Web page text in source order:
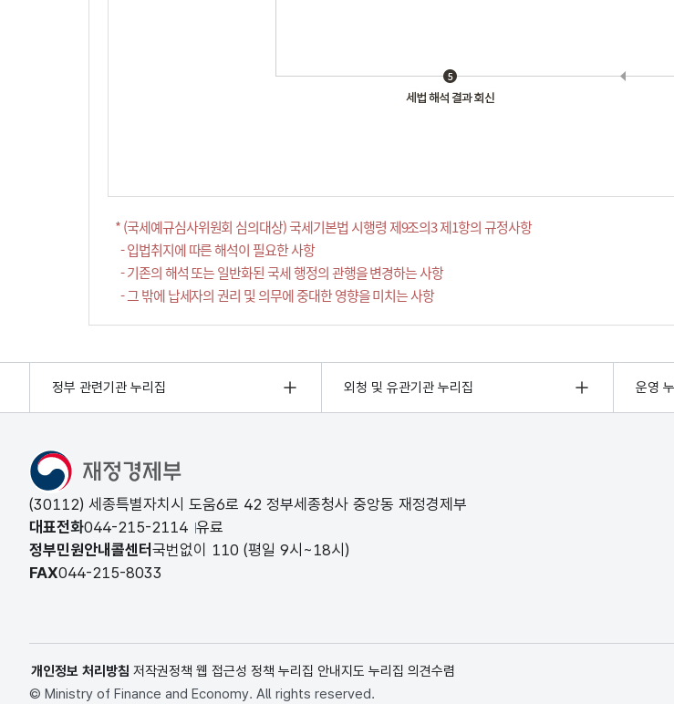
* (국세예규심사위원회 심의대상) 국세기본법 시행령 제9조의3 제1항의 규정사항
- 입법취지에 따른 해석이 필요한 사항
- 기존의 해석 또는 일반화된 국세 행정의 관행을 변경하는 사항
- 그 밖에 납세자의 권리 및 의무에 중대한 영향을 미치는 사항
정부 관련기관 누리집 외청 및 유관기관 누리집 운영
(30112) 세종특별자치시 도움6로 42 정부세종청사 중앙동 재정경제부
대표전화044-215-2114 유료
정부민원안내콜센터 국번없이 110 (평일 9시~18시)
FAX044-215-8033
개인정보 처리방침 저작권정책 웹 접근성 정책 누리집 안내지도 누리집 의견수렴
© Ministry of Finance and Economy. All rights reserved.